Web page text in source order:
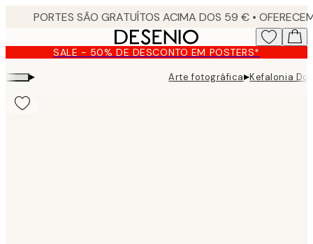
content. SALE - 50% DE DESCONTO EM POSTERS*
▸ Arte fotográfica▸Kefalonia